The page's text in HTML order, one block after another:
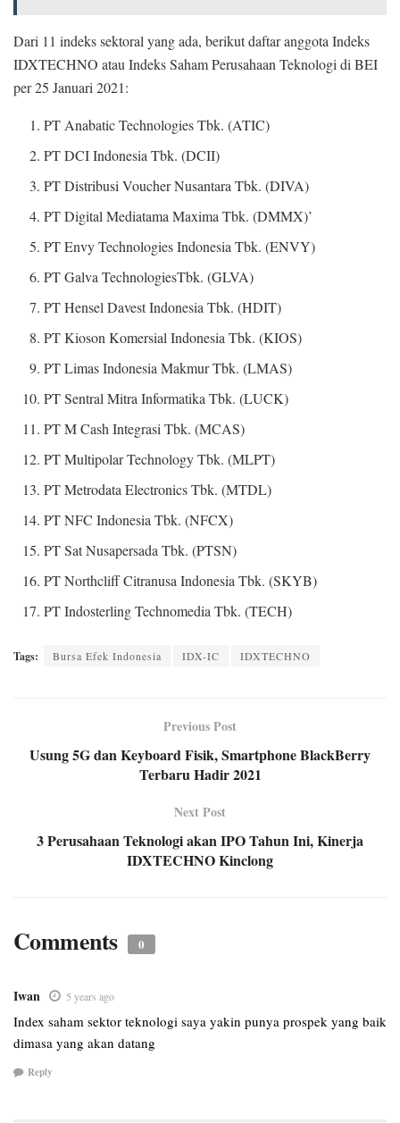
Dari 11 indeks sektoral yang ada, berikut daftar anggota Indeks
IDXTECHNO atau Indeks Saham Perusahaan Teknologi di BEI
per 25 Januari 2021:
PT Anabatic Technologies Tbk. (ATIC)
PT DCI Indonesia Tbk. (DCII)
PT Distribusi Voucher Nusantara Tbk. (DIVA)
PT Digital Mediatama Maxima Tbk. (DMMX)’
PT Envy Technologies Indonesia Tbk. (ENVY)
PT Galva TechnologiesTbk. (GLVA)
PT Hensel Davest Indonesia Tbk. (HDIT)
PT Kioson Komersial Indonesia Tbk. (KIOS)
PT Limas Indonesia Makmur Tbk. (LMAS)
PT Sentral Mitra Informatika Tbk. (LUCK)
PT M Cash Integrasi Tbk. (MCAS)
PT Multipolar Technology Tbk. (MLPT)
PT Metrodata Electronics Tbk. (MTDL)
PT NFC Indonesia Tbk. (NFCX)
PT Sat Nusapersada Tbk. (PTSN)
PT Northcliff Citranusa Indonesia Tbk. (SKYB)
PT Indosterling Technomedia Tbk. (TECH)
Tags: Bursa Efek Indonesia IDX-IC IDXTECHNO
Previous Post
Usung 5G dan Keyboard Fisik, Smartphone BlackBerry
Terbaru Hadir 2021
Next Post
3 Perusahaan Teknologi akan IPO Tahun Ini, Kinerja
IDXTECHNO Kinclong
Comments 0
Iwan 5 years ago
Index saham sektor teknologi saya yakin punya prospek yang baik
dimasa yang akan datang
Reply